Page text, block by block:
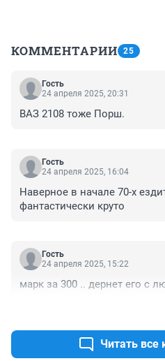
КОММЕНТАРИИ 25
Гость
24 апреля 2025, 20:31
ВАЗ 2108 тоже Порш.
Гость
24 апреля 2025, 16:04
Наверное в начале 70-х
фантастически круто
Гость
24 апреля 2025, 15:22
марк за 300 .. дернет его с
Читать все